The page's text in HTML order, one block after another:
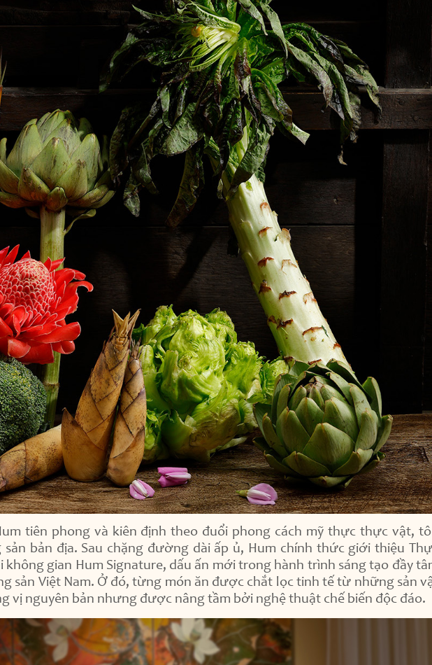
tiên phong và kiên định theo đuổi phong cách mỹ thực thực vật,
bản địa. Sau chặng đường dài ấp ủ, Hum chính thức giới thiệu
gian Hum Signature, dấu ấn mới trong hành trình sáng tạo đầy
sản Việt Nam. Ở đó, từng món ăn được chắt lọc tinh tế từ những sản
vị nguyên bản nhưng được nâng tầm bởi nghệ thuật chế biến độc đáo.